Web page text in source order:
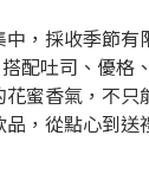
，採收季節有
配吐司、優格
蜜香氣，不只
，從點心到送